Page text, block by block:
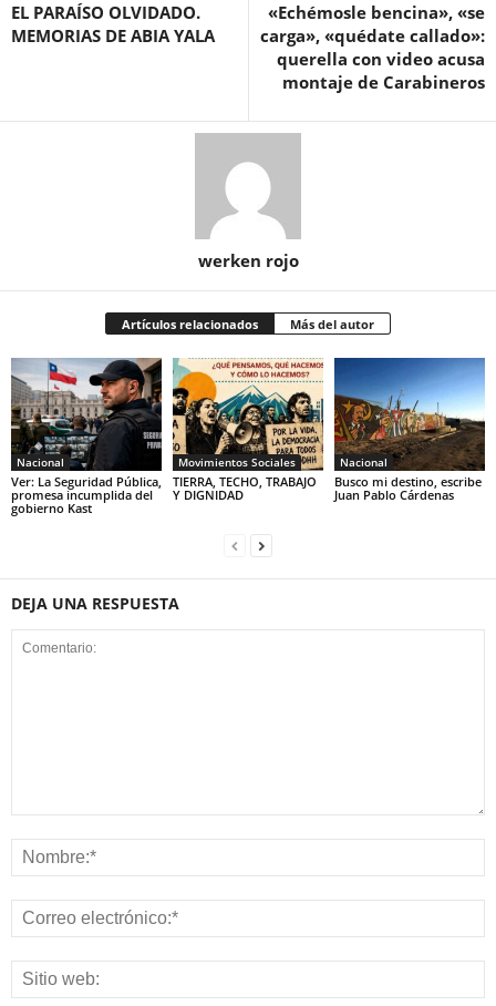
EL PARAÍSO OLVIDADO.
MEMORIAS DE ABIA YALA
«Echémosle bencina», «se
carga», «quédate callado»:
querella con video acusa
montaje de Carabineros
werken rojo
Artículos relacionados Más del autor
Nacional
Ver: La Seguridad Pública,
promesa incumplida del
gobierno Kast
Movimientos Sociales
TIERRA, TECHO, TRABAJO
Y DIGNIDAD
Nacional
Busco mi destino, escribe
Juan Pablo Cárdenas
DEJA UNA RESPUESTA